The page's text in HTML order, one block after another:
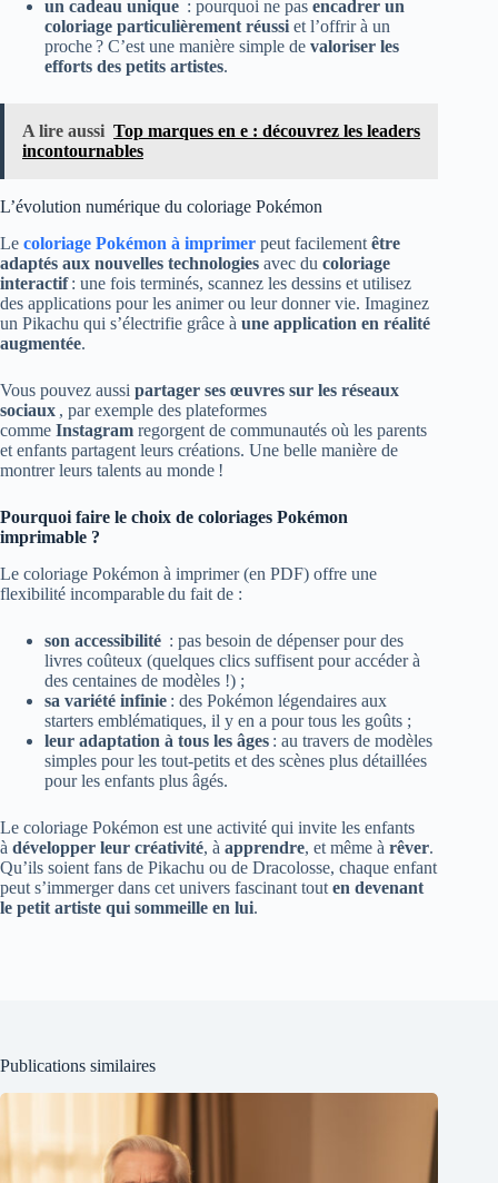
un cadeau unique : pourquoi ne pas encadrer un
coloriage particulièrement réussi et l’offrir à un
proche ? C’est une manière simple de valoriser les
efforts des petits artistes.
A lire aussi Top marques en e : découvrez les leaders
incontournables
L’évolution numérique du coloriage Pokémon
Le coloriage Pokémon à imprimer peut facilement être
adaptés aux nouvelles technologies avec du coloriage
interactif: une fois terminés, scannez les dessins et utilisez
des applications pour les animer ou leur donner vie. Imaginez
un Pikachu qui s’électrifie grâce à une application en réalité
augmentée.
Vous pouvez aussi partager ses œuvres sur les réseaux
sociaux , par exemple des plateformes
comme Instagram regorgent de communautés où les parents
et enfants partagent leurs créations. Une belle manière de
montrer leurs talents au monde !
Pourquoi faire le choix de coloriages Pokémon
imprimable ?
Le coloriage Pokémon à imprimer (en PDF) offre une
flexibilité incomparable du fait de :
son accessibilité : pas besoin de dépenser pour des
livres coûteux (quelques clics suffisent pour accéder à
des centaines de modèles !) ;
sa variété infinie : des Pokémon légendaires aux
starters emblématiques, il y en a pour tous les goûts ;
leur adaptation à tous les âges : au travers de modèles
simples pour les tout-petits et des scènes plus détaillées
pour les enfants plus âgés.
Le coloriage Pokémon est une activité qui invite les enfants
à développer leur créativité, à apprendre, et même à rêver.
Qu’ils soient fans de Pikachu ou de Dracolosse, chaque enfant
peut s’immerger dans cet univers fascinant tout en devenant
le petit artiste qui sommeille en lui.
Publications similaires